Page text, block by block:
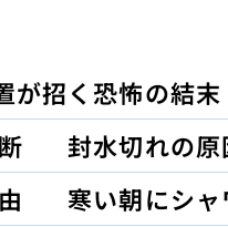
が招く恐怖の結末
封水切れの
寒い朝にシ